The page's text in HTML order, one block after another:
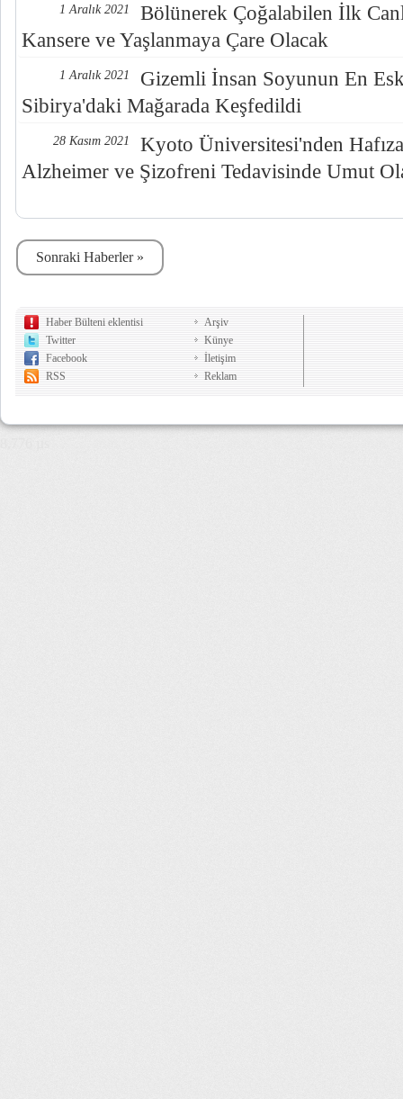
1 Aralık 2021
Bölünerek Çoğalabilen İlk
Kansere ve Yaşlanmaya Çare Olacak
1 Aralık 2021
Gizemli İnsan Soyunun En
Sibirya'daki Mağarada Keşfedildi
28 Kasım 2021
Kyoto Üniversitesi'nden Hafıza
Alzheimer ve Şizofreni Tedavisinde Umut
Sonraki Haberler »
Haber Bülteni eklentisi
Twitter
Facebook
RSS
Arşiv
Künye
İletişim
Reklam